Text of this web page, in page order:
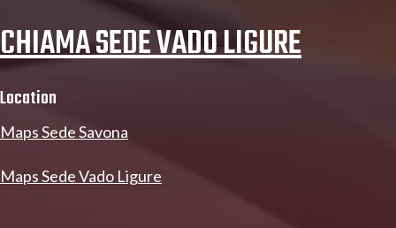
CHIAMA SEDE VADO LIGURE
Location
Maps Sede Savona
Maps Sede Vado Ligure